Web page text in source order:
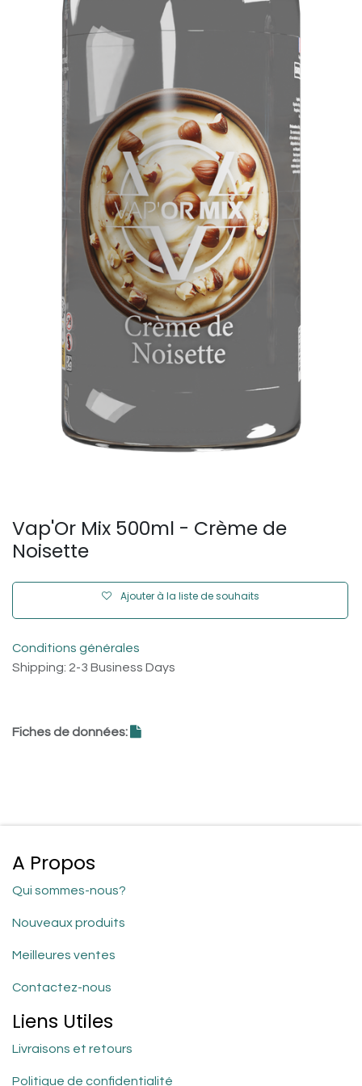
Vap'Or Mix 500ml - Crème de
Noisette
Ajouter à la liste de souhaits
Conditions générales
Shipping: 2-3 Business Days
Fiches de données:
A Propos
Qui sommes-nous?
Nouveaux produits
Meilleures ventes
Contactez-nous
Liens Utiles
Livraisons et retours
Politique de confidentialité